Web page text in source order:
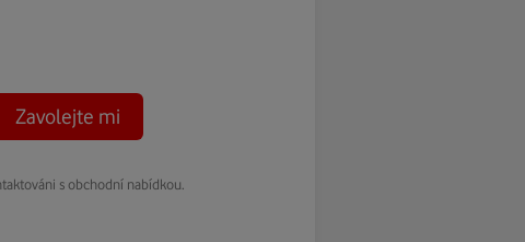
Zavolejte mi
s obchodní nabídkou.